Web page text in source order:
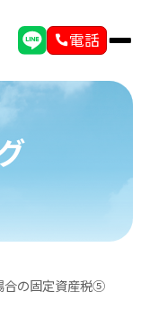
電話
合の固定資産税⑤